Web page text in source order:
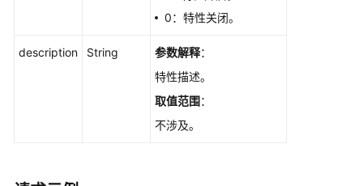
API
0：特性关闭。
description String 参数解释：
特性描述。
取值范围：
不涉及。